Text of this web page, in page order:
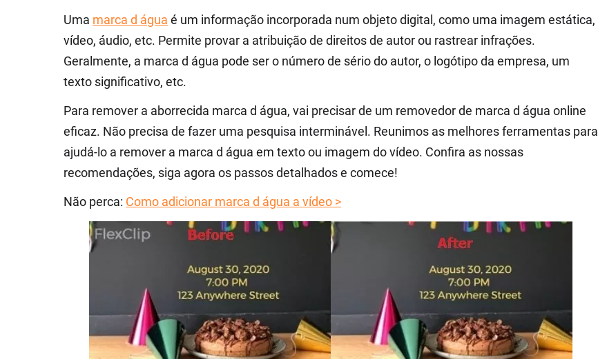
Uma marca d água é um informação incorporada num objeto digital, como uma imagem estática,
vídeo, áudio, etc. Permite provar a atribuição de direitos de autor ou rastrear infrações.
Geralmente, a marca d água pode ser o número de sério do autor, o logótipo da empresa, um
texto significativo, etc.
Para remover a aborrecida marca d água, vai precisar de um removedor de marca d água online
eficaz. Não precisa de fazer uma pesquisa interminável. Reunimos as melhores ferramentas para
ajudá-lo a remover a marca d água em texto ou imagem do vídeo. Confira as nossas
recomendações, siga agora os passos detalhados e comece!
Não perca: Como adicionar marca d água a vídeo >